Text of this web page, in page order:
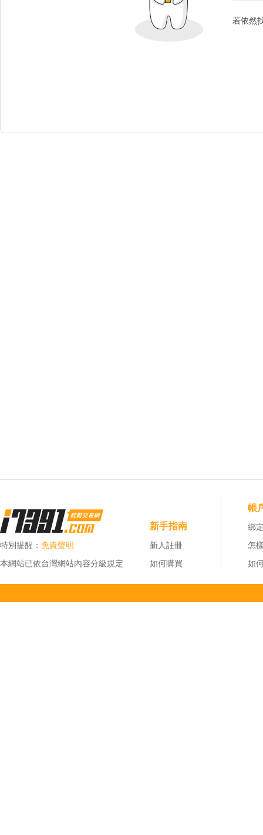
若依然
特別提醒： 免責聲明
本網站已依台灣網站內容分級規定
新手指南
新人註冊
如何購買
帳
綁
怎
如